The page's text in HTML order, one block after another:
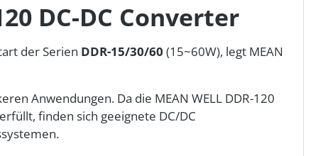
DC-DC Converter
der Serien DDR-15/30/60 (15~60W), legt MEAN
Anwendungen. Da die MEAN WELL DDR-120
finden sich geeignete DC/DC